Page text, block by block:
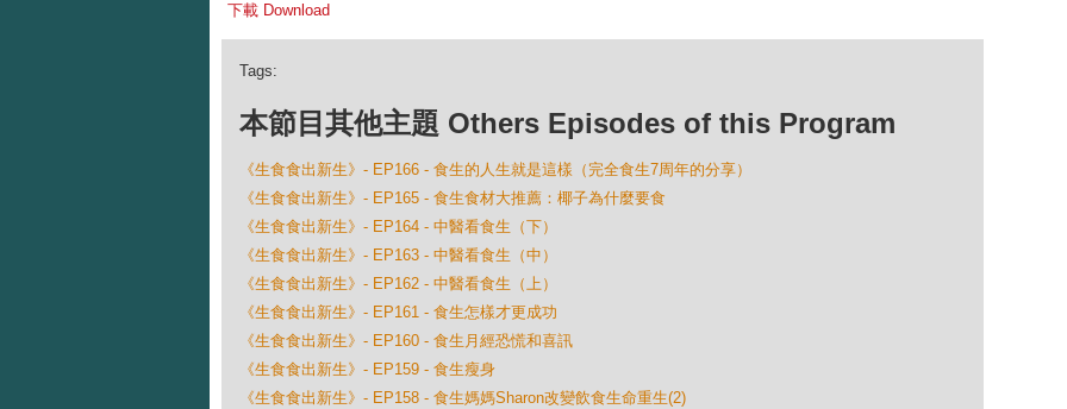
下載 Download
Tags:
本節目其他主題 Others Episodes of this Program
《生食食出新生》- EP166 - 食生的人生就是這樣（完全食生7周年的分享）
《生食食出新生》- EP165 - 食生食材大推薦：椰子為什麼要食
《生食食出新生》- EP164 - 中醫看食生（下）
《生食食出新生》- EP163 - 中醫看食生（中）
《生食食出新生》- EP162 - 中醫看食生（上）
《生食食出新生》- EP161 - 食生怎樣才更成功
《生食食出新生》- EP160 - 食生月經恐慌和喜訊
《生食食出新生》- EP159 - 食生瘦身
《生食食出新生》- EP158 - 食生媽媽Sharon改變飲食生命重生(2)